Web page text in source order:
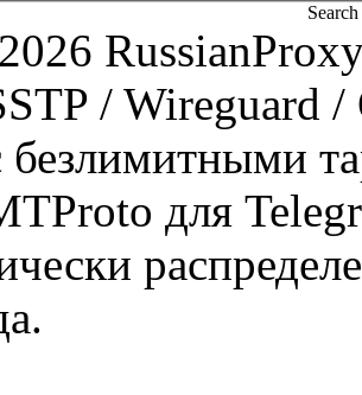
/ Wireguard
безлимитными
для